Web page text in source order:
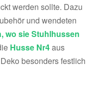
werden sollte. Dazu
und wendeten
wo sie Stuhlhussen
Husse Nr4aus
besonders festlich